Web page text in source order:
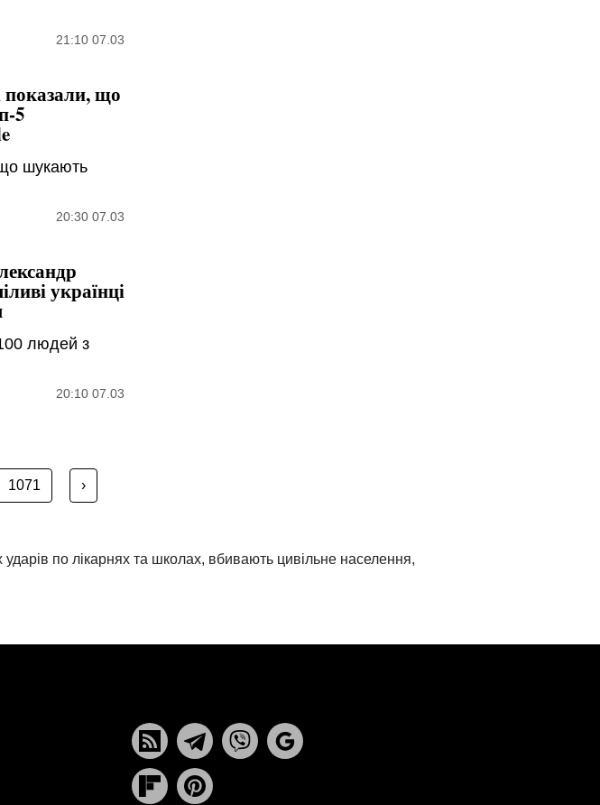
21:10 07.03
показали, що
5
шукають
20:30 07.03
українці
людей з
20:10 07.03
1071 ›
ударів по лікарнях та школах, вбивають цивільне населення,